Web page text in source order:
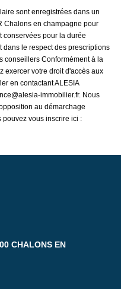
sont enregistrées dans un
Chalons en champagne pour
conservées pour la durée
le respect des prescriptions
conseillers Conformément à la
exercer votre droit d'accès aux
en contactant ALESIA
immobilier.fr. Nous
au démarchage
vous inscrire ici :
CHALONS EN